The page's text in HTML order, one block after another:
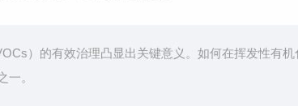
）的有效治理凸显出关键意义。如何在挥发性有
。